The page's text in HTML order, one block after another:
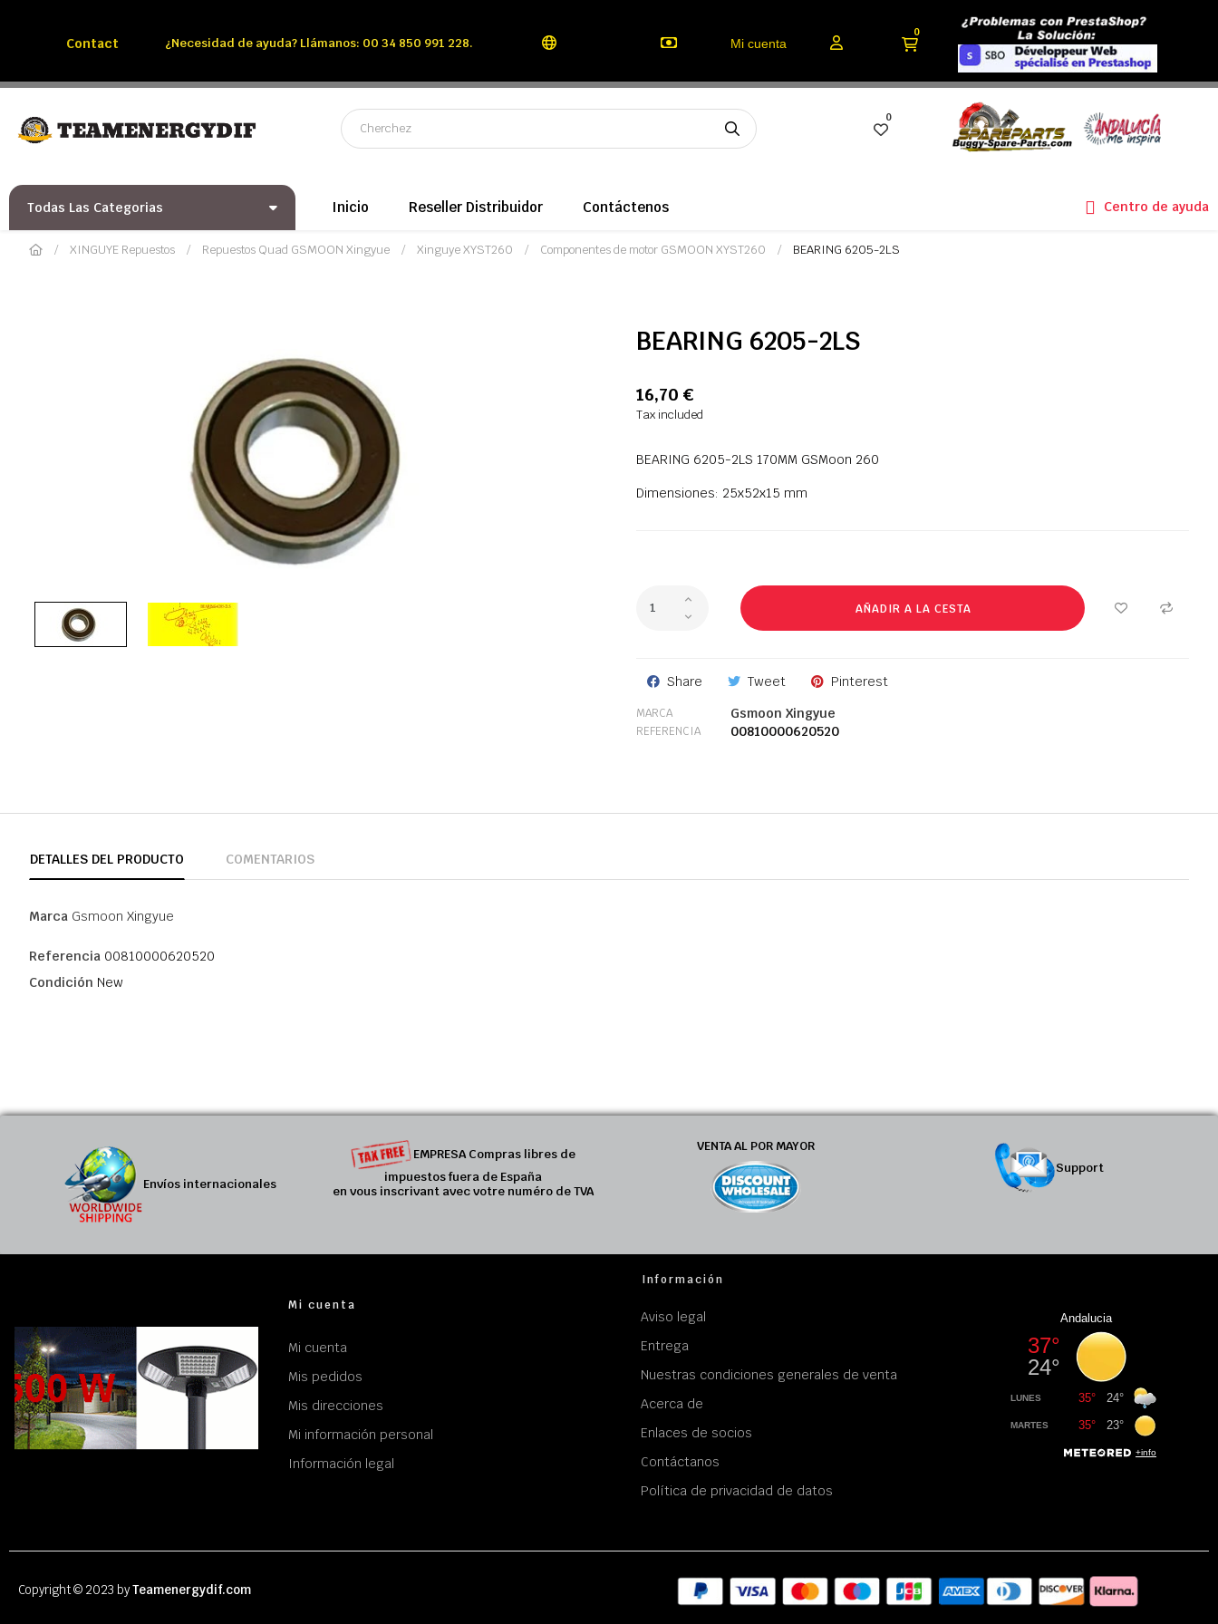
Contact ¿Necesidad de ayuda? Llámanos: 00 34 850 991 228. Mi cuenta
0
0
Todas Las Categorias Inicio Reseller Distribuidor Contáctenos Centro de ayuda
XINGUYE Repuestos Repuestos Quad GSMOON Xingyue Xinguye XYST260 Componentes de motor GSMOON XYST260 BEARING 6205-2LS
BEARING 6205-2LS
16,70 €
Tax included
BEARING 6205-2LS 170MM GSMoon 260
Dimensiones: 25x52x15 mm
AÑADIR A LA CESTA
Share Tweet Pinterest
MARCA Gsmoon Xingyue
REFERENCIA 00810000620520
DETALLES DEL PRODUCTO COMENTARIOS
Marca Gsmoon Xingyue
Referencia 00810000620520
Condición New
Envíos internacionales
EMPRESA Compras libres de
impuestos fuera de España
en vous inscrivant avec votre numéro de TVA
VENTA AL POR MAYOR
Support
Mi cuenta
Mi cuenta
Mis pedidos
Mis direcciones
Mi información personal
Información legal
Información
Aviso legal
Entrega
Nuestras condiciones generales de venta
Acerca de
Enlaces de socios
Contáctanos
Política de privacidad de datos
Copyright © 2023 byTeamenergydif.com